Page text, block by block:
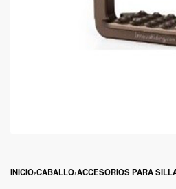
INICIO›CABALLO›ACCESORIOS PARA